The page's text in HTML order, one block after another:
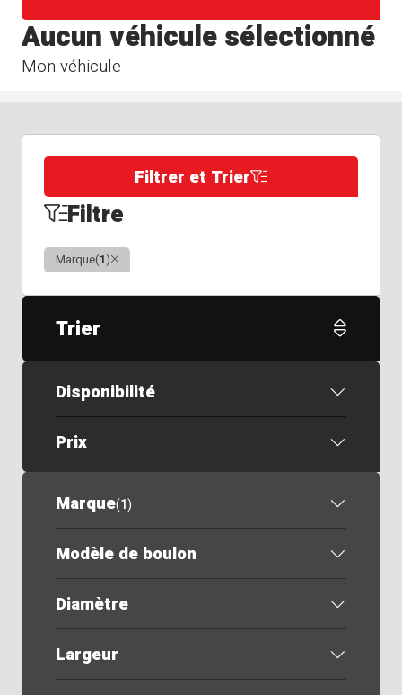
Mon véhicule
Aucun véhicule sélectionné
Filtrer et Trier
Filtre
Marque(1)Clair
Trier
Disponibilité
Prix
Marque(1)
Modèle de boulon
Diamètre
Largeur